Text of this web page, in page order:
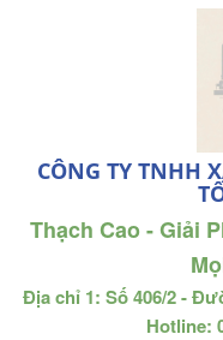
CÔNG TY TNHH
Thạch Cao - Giải
Địa chỉ 1: Số 406/2 -
Hotline: